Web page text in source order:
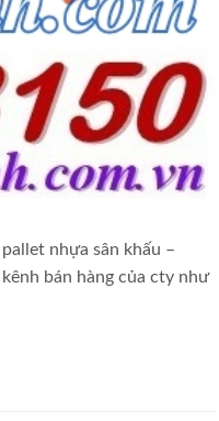
nhựa sân khấu –
bán hàng của cty như